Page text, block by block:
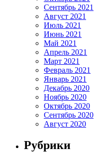
Сентябрь 2021
Август 2021
Июль 2021
Июнь 2021
Май 2021
Апрель 2021
Март 2021
Февраль 2021
Январь 2021
Декабрь 2020
Ноябрь 2020
Октябрь 2020
Сентябрь 2020
Август 2020
Рубрики